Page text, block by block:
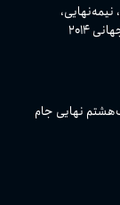
۲۰۱۴
نهایی جام